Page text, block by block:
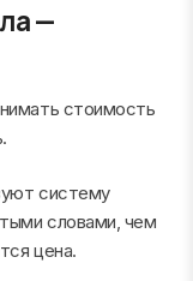
—
стоимость
систему
словами, чем
цена.